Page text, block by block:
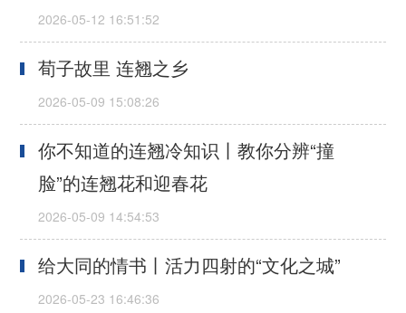
荀子故里 连翘之乡
你不知道的连翘冷知识丨教你分辨“撞
脸”的连翘花和迎春花
给大同的情书丨活力四射的“文化之城”